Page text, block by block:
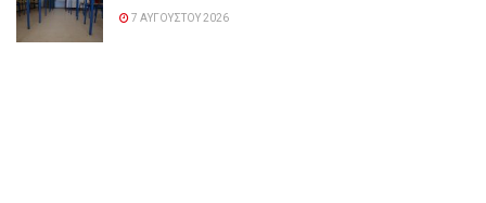
7 ΑΥΓΟΎΣΤΟΥ 2026